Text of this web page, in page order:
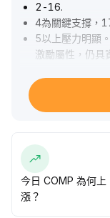
2-16.
4為關鍵支撐，
5以上壓力明顯
激勵屬性，仍具
波動。建議投
2-16
4區間為低吸區
今日 COMP 為何上
漲？